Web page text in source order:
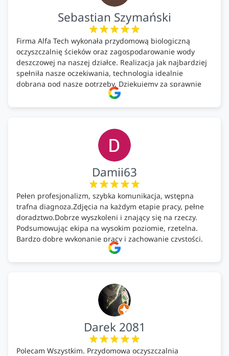
Sebastian Szymański
Firma Alfa Tech wykonała przydomową biologiczną
oczyszczalnię ścieków oraz zagospodarowanie wody
deszczowej na naszej działce. Realizacja jak najbardziej
spełniła nasze oczekiwania, technologia idealnie
dobrana pod nasze potrzeby. Dziękujemy za sprawnie
wykonany montaż w świetnej atmosferze! Polecam!
Damii63
Pełen profesjonalizm, szybka komunikacja, wstępna
trafna diagnoza.Zdjęcia na każdym etapie pracy, pełne
doradztwo.Dobrze wyszkoleni i znający się na rzeczy.
Podsumowując ekipa na wysokim poziomie, rzetelna.
Bardzo dobre wykonanie pracy i zachowanie czystości.
Darek 2081
Polecam Wszystkim. Przydomowa oczyszczalnia